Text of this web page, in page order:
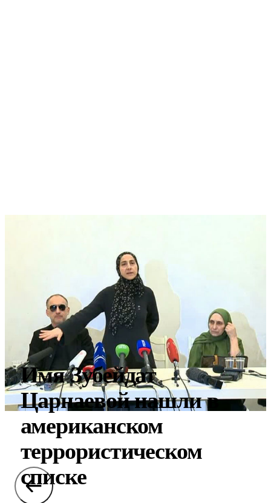
Имя Зубейдат
Царнаевой нашли в
американском
террористическом
списке